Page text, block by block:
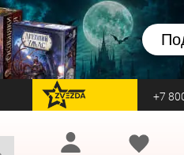
перейти на Zvezda +7